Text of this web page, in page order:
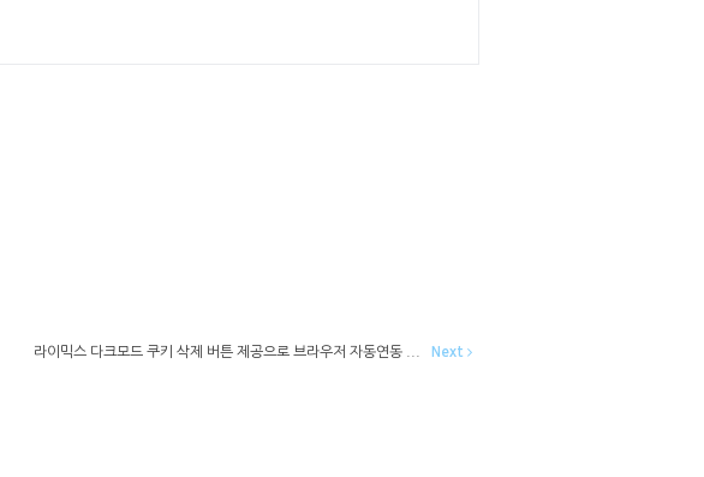
라이믹스 다크모드 쿠키 삭제 버튼 제공으로 브라우저 자동연동 ... Next